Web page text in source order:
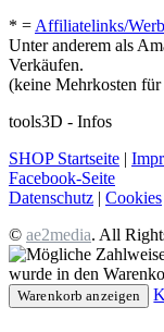
* = Affiliatelinks/
Unter anderem als
Verkäufen.
(keine Mehrkosten
tools3D - Infos
SHOP Startseite |
Facebook-Seite
Datenschutz | Cookies
© ae2media. All
wurde in den
Warenkorb anzeigen